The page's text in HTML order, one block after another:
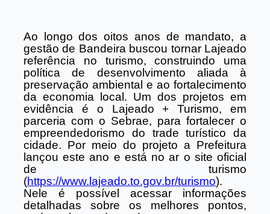
Ao longo dos oitos anos de mandato, a
gestão de Bandeira buscou tornar Lajeado
referência no turismo, construindo uma
política de desenvolvimento aliada à
preservação ambiental e ao fortalecimento
da economia local. Um dos projetos em
evidência é o Lajeado + Turismo, em
parceria com o Sebrae, para fortalecer o
empreendedorismo do trade turístico da
cidade. Por meio do projeto a Prefeitura
lançou este ano e está no ar o site oficial
de turismo
(https://www.lajeado.to.gov.br/turismo).
Nele é possível acessar informações
detalhadas sobre os melhores pontos,